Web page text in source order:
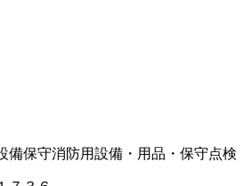
備保守消防用設備・用品・保守点検